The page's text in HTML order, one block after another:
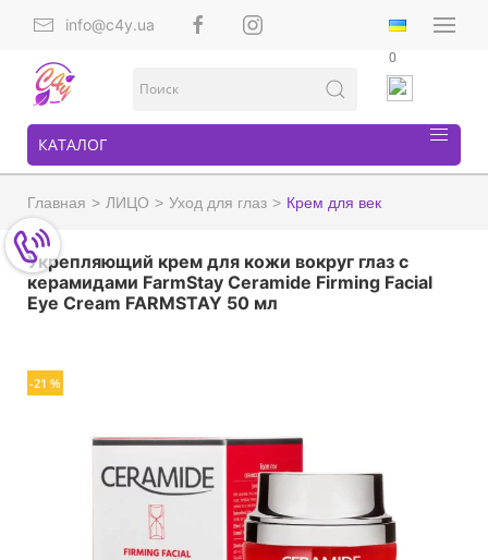
info@c4y.ua
0
КАТАЛОГ
Главная ЛИЦО Уход для глаз Крем для век
Укрепляющий крем для кожи вокруг глаз с
керамидами FarmStay Ceramide Firming Facial
Eye Cream FARMSTAY 50 мл
-21 %